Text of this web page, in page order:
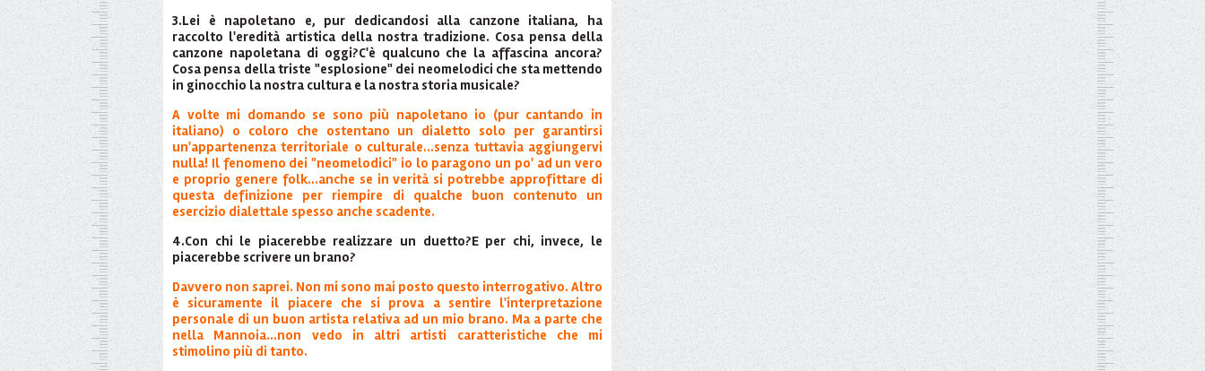
3.Lei è napoletano e, pur dedicandosi alla canzone italiana, ha
raccolto l'eredità artistica della nostra tradizione. Cosa pensa della
canzone napoletana di oggi?C'è qualcuno che la affascina ancora?
Cosa pensa della triste "esplosione" dei neomelodici che sta mettendo
in ginocchio la nostra cultura e la nostra storia musicale?
A volte mi domando se sono più napoletano io (pur cantando in
italiano) o coloro che ostentano un dialetto solo per garantirsi
un'appartenenza territoriale o culturale...senza tuttavia aggiungervi
nulla! Il fenomeno dei "neomelodici" io lo paragono un po' ad un vero
e proprio genere folk...anche se in verità si potrebbe approfittare di
questa definizione per riempire di qualche buon contenuto un
esercizio dialettale spesso anche scadente.
4.Con chi le piacerebbe realizzare un duetto?E per chi, invece, le
piacerebbe scrivere un brano?
Davvero non saprei. Non mi sono mai posto questo interrogativo. Altro
è sicuramente il piacere che si prova a sentire l'interpretazione
personale di un buon artista relativa ad un mio brano. Ma a parte che
nella Mannoia...non vedo in altri artisti caratteristiche che mi
stimolino più di tanto.